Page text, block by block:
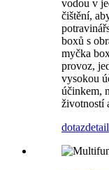
vodou v
čištění,
boxů s
myčka
provoz,
vysokou
účinkem,
životností
dotazdetail